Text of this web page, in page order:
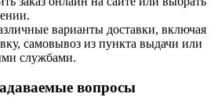
варианты доставки, включая
самовывоз из пункта выдачи или
службами.
вопросы